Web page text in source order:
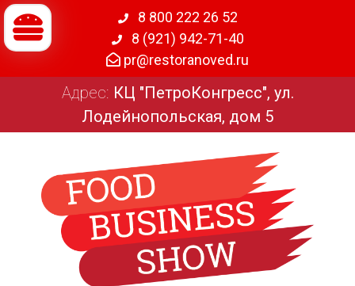
8 800 222 26 52
8 (921) 942-71-40
pr@restoranoved.ru
Адрес: КЦ "ПетроКонгресс", ул.
Лодейнопольская, дом 5